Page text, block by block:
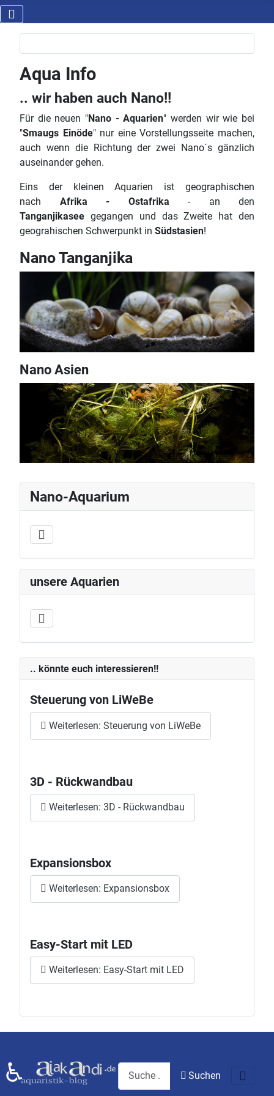
Aqua Info
.. wir haben auch Nano!!
Für die neuen "Nano - Aquarien" werden wir wie bei
"Smaugs Einöde" nur eine Vorstellungsseite machen,
auch wenn die Richtung der zwei Nano´s gänzlich
auseinander gehen.
Eins der kleinen Aquarien ist geographischen
nach Afrika - Ostafrika - an den
Tanganjikasee gegangen und das Zweite hat den
geograhischen Schwerpunkt in Südstasien!
Nano Tanganjika
Nano Asien
Nano-Aquarium
unsere Aquarien
.. könnte euch interessieren!!
Steuerung von LiWeBe
Weiterlesen: Steuerung von LiWeBe
3D - Rückwandbau
Weiterlesen: 3D - Rückwandbau
Expansionsbox
Weiterlesen: Expansionsbox
Easy-Start mit LED
Weiterlesen: Easy-Start mit LED
Search
Suchen